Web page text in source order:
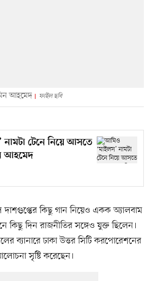
আহমেদ ফাইল ছবি
টেনে নিয়ে আসতে
আহমেদ
দাশগুপ্তের কিছু গান নিয়েও একক অ্যালবাম
কিছু দিন রাজনীতির সঙ্গেও যুক্ত ছিলেন।
ব্যানারে ঢাকা উত্তর সিটি করপোরেশনের
সৃষ্টি করেছেন।